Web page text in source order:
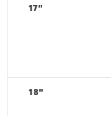
17"
18"